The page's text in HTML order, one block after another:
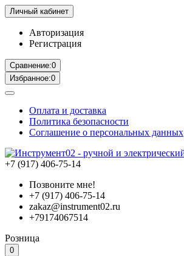
Личный кабинет
Авторизация
Регистрация
Сравнение:0
Избранное:0
Оплата и доставка
Политика безопасности
Соглашение о персональных данных
+7 (917) 406-75-14
Позвоните мне!
+7 (917) 406-75-14
zakaz@instrument02.ru
+79174067514
Розница
0